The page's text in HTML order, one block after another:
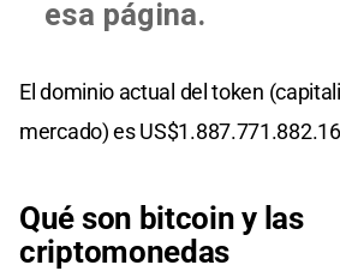
El dominio actual del token
mercado) es
Qué son bitcoin y las
criptomonedas